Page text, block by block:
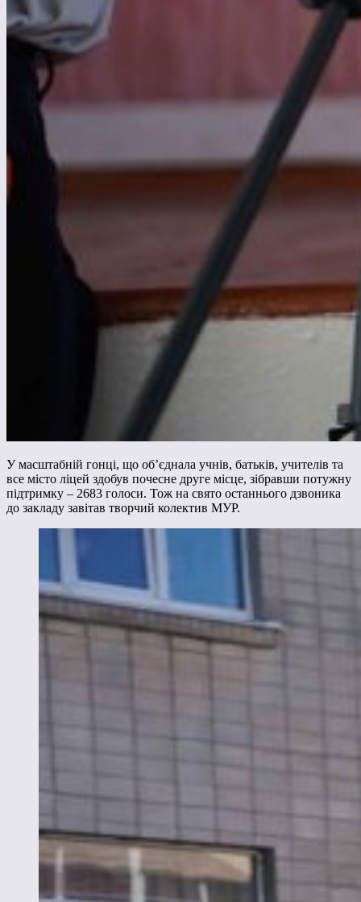
У масштабній гонці, що об’єднала учнів, батьків, учителів та
все місто ліцей здобув почесне друге місце, зібравши потужну
підтримку – 2683 голоси. Тож на свято останнього дзвоника
до закладу завітав творчий колектив МУР.